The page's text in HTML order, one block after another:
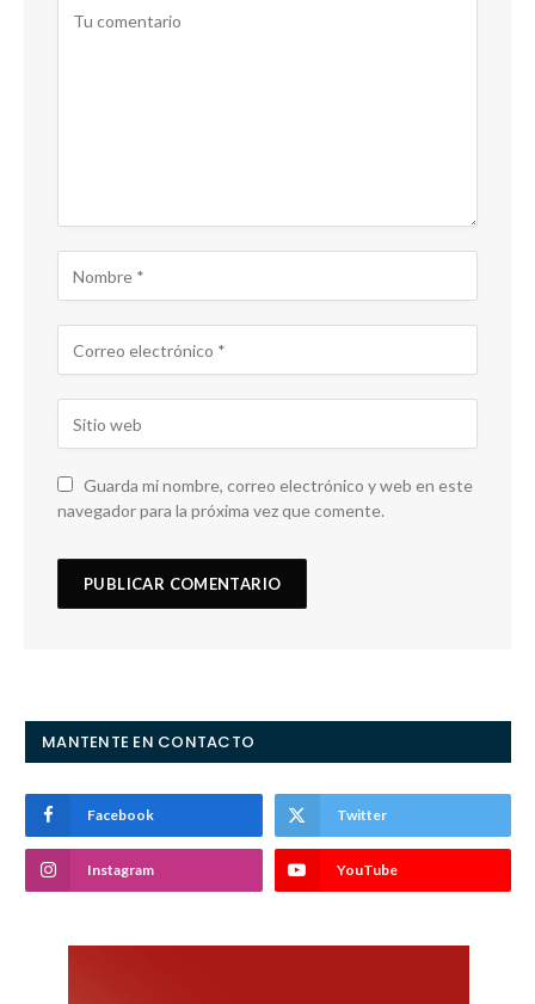
Guarda mi nombre, correo electrónico y web en este
navegador para la próxima vez que comente.
MANTENTE EN CONTACTO
Facebook Twitter
Instagram YouTube